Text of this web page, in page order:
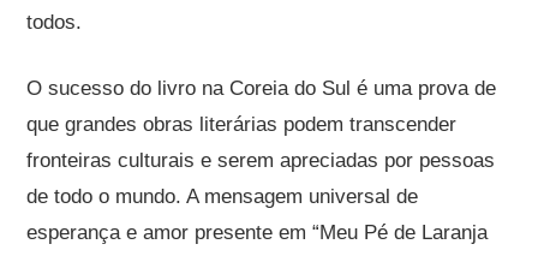
todos.
O sucesso do livro na Coreia do Sul é uma prova de
que grandes obras literárias podem transcender
fronteiras culturais e serem apreciadas por pessoas
de todo o mundo. A mensagem universal de
esperança e amor presente em “Meu Pé de Laranja